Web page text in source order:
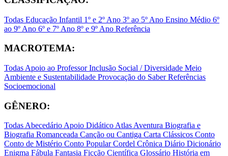
Todas Educação Infantil 1º e 2º Ano 3º ao 5º Ano Ensino Médio 6º
ao 9º Ano 6º e 7º Ano 8º e 9º Ano Referência
MACROTEMA:
Todas Apoio ao ProfessorInclusão Social / Diversidade Meio
Ambiente e Sustentabilidade Provocação do SaberReferências
Socioemocional
GÊNERO:
TodasAbecedárioApoio DidáticoAtlasAventura Biografia e
Biografia Romanceada Canção ou Cantiga Carta Clássicos Conto
Conto de Mistério Conto PopularCordel Crônica Diário Dicionário
Enigma Fábula Fantasia Ficção Científica Glossário História em